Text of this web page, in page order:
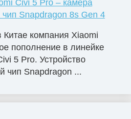
Civi 5 Pro – камера
Snapdragon 8s Gen 4
Китае компания Xiaomi
пополнение в линейке
5 Pro. Устройство
чип Snapdragon ...